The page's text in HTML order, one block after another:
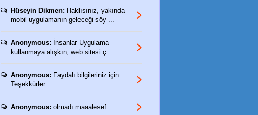
Hüseyin Dikmen: Haklısınız, yakında
mobil uygulamanın geleceği söy ...
Anonymous: İnsanlar Uygulama
kullanmaya alışkın, web sitesi ç ...
Anonymous: Faydalı bilgileriniz için
Teşekkürler...
Anonymous: olmadı maaalesef